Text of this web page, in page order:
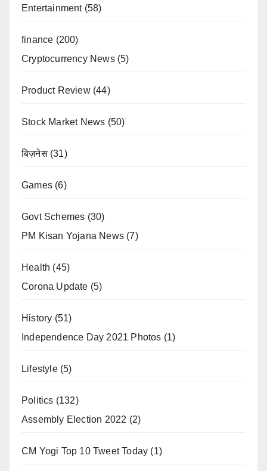
Entertainment(58)
finance (200)
Cryptocurrency News(5)
Product Review(44)
Stock Market News (50)
बिज़नेस(31)
Games (6)
Govt Schemes (30)
PM Kisan Yojana News (7)
Health (45)
Corona Update (5)
History (51)
Independence Day 2021 Photos (1)
Lifestyle(5)
Politics (132)
Assembly Election 2022 (2)
CM Yogi Top 10 Tweet Today (1)